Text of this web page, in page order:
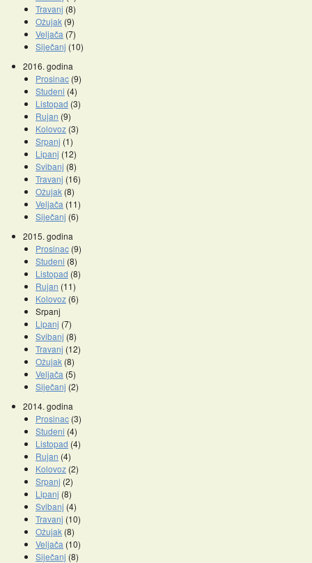
Travanj (8)
Ožujak (9)
Veljača (7)
Siječanj (10)
2016. godina
Prosinac (9)
Studeni (4)
Listopad (3)
Rujan (9)
Kolovoz (3)
Srpanj (1)
Lipanj (12)
Svibanj (8)
Travanj (16)
Ožujak (8)
Veljača (11)
Siječanj (6)
2015. godina
Prosinac (9)
Studeni (8)
Listopad (8)
Rujan (11)
Kolovoz (6)
Srpanj
Lipanj (7)
Svibanj (8)
Travanj (12)
Ožujak (8)
Veljača (5)
Siječanj (2)
2014. godina
Prosinac (3)
Studeni (4)
Listopad (4)
Rujan (4)
Kolovoz (2)
Srpanj (2)
Lipanj (8)
Svibanj (4)
Travanj (10)
Ožujak (8)
Veljača (10)
Siječanj (8)